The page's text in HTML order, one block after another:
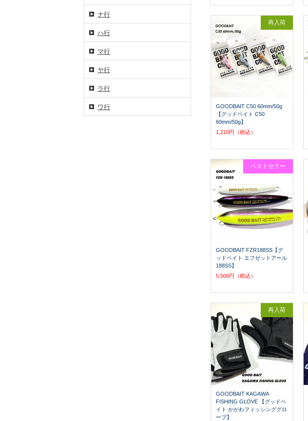
ナ行
ハ行
マ行
ヤ行
ラ行
ワ行
GOODBAIT C50 60mm/50g
【グッドベイト C50
60mm/50g】
1,210円（税込）
再入荷
GOODBAIT FZR188SS【グ
ッドベイト エフゼットアール
188SS】
5,500円（税込）
ベストセラー
GOODBAIT KAGAWA
FISHING GLOVE 【グッドベ
イト かがわフィッシンググロ
ーブ】
再入荷